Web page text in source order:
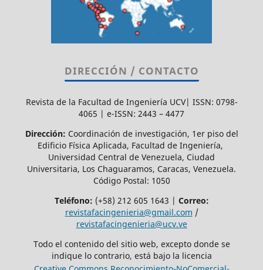
DIRECCIÓN / CONTACTO
Revista de la Facultad de Ingeniería UCV| ISSN: 0798-
4065 | e-ISSN: 2443 – 4477
Dirección: Coordinación de investigación, 1er piso del
Edificio Física Aplicada, Facultad de Ingeniería,
Universidad Central de Venezuela, Ciudad
Universitaria, Los Chaguaramos, Caracas, Venezuela.
Código Postal: 1050
Teléfono: (+58) 212 605 1643 | Correo:
revistafacingenieria@gmail.com /
revistafacingenieria@ucv.ve
Todo el contenido del sitio web, excepto donde se
indique lo contrario, está bajo la licencia